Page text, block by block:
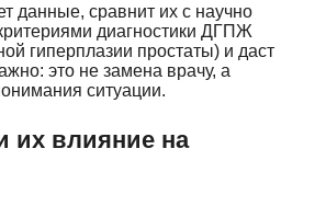
данные, сравнит их с научно
диагностики ДГПЖ
гиперплазии простаты) и даст
это не замена врачу, а
ситуации.
их влияние на